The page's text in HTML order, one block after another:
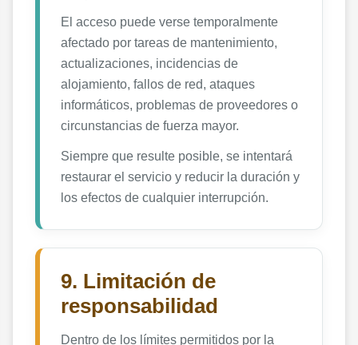
El acceso puede verse temporalmente
afectado por tareas de mantenimiento,
actualizaciones, incidencias de
alojamiento, fallos de red, ataques
informáticos, problemas de proveedores o
circunstancias de fuerza mayor.
Siempre que resulte posible, se intentará
restaurar el servicio y reducir la duración y
los efectos de cualquier interrupción.
9. Limitación de
responsabilidad
Dentro de los límites permitidos por la